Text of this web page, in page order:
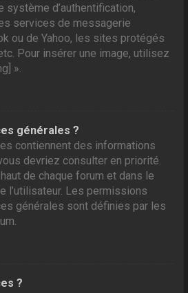
système d’authentification,
services de messagerie
ou de Yahoo, les sites protégés
Pour insérer une image, utilisez
».
générales ?
contiennent des informations
devriez consulter en priorité.
de chaque forum et dans le
l’utilisateur. Les permissions
générales sont définies par les
?